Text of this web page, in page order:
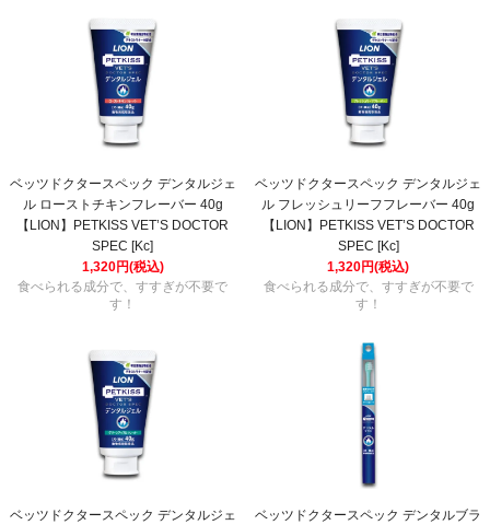
ベッツドクタースペック デンタルジェ
ル ローストチキンフレーバー 40g
【LION】PETKISS VET’S DOCTOR
SPEC [Kc]
1,320円(税込)
食べられる成分で、すすぎが不要で
す！
ベッツドクタースペック デンタルジェ
ル フレッシュリーフフレーバー 40g
【LION】PETKISS VET’S DOCTOR
SPEC [Kc]
1,320円(税込)
食べられる成分で、すすぎが不要で
す！
ベッツドクタースペック デンタルジェ
ベッツドクタースペック デンタルブラ